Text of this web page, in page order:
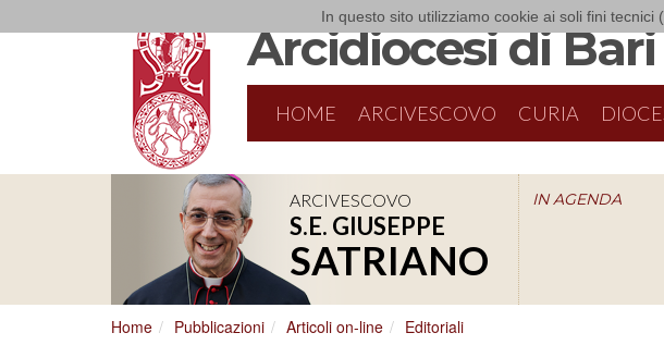
In questo sito utilizziamo cookie ai soli fini tecnici
Arcidiocesi di
HOME ARCIVESCOVO CURIA
ARCIVESCOVO
S.E. GIUSEPPE
SATRIANO
IN AGENDA
Home Pubblicazioni Articoli on-line Editoriali